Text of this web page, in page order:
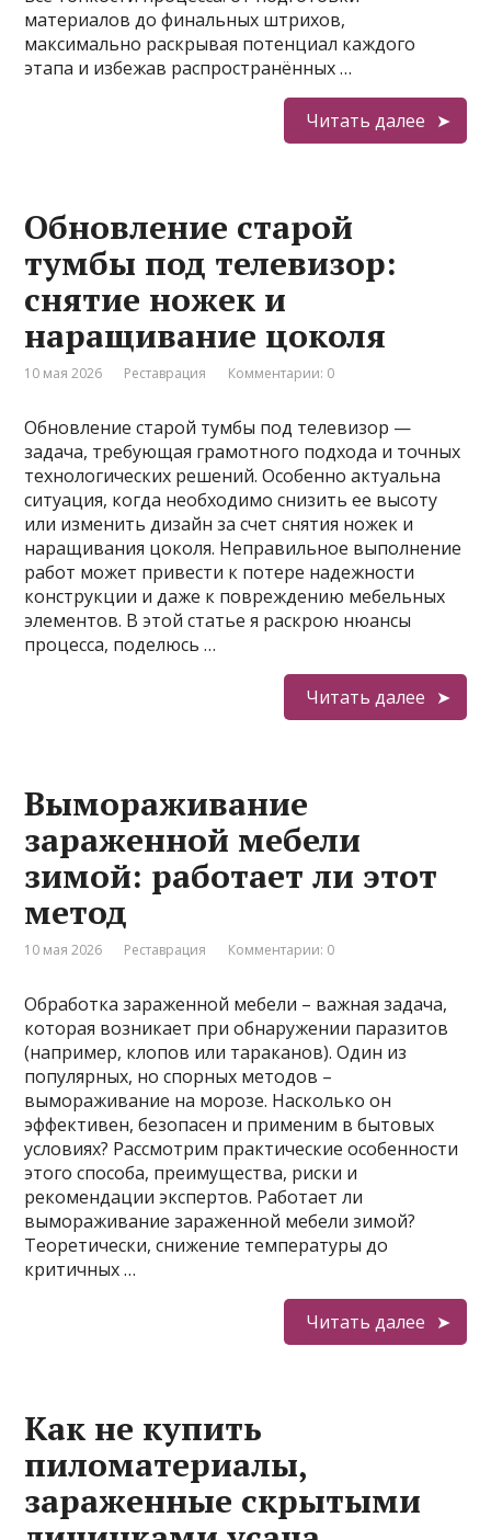
материалов до финальных штрихов,
максимально раскрывая потенциал каждого
этапа и избежав распространённых …
Читать далее
Обновление старой
тумбы под телевизор:
снятие ножек и
наращивание цоколя
10 мая 2026 Реставрация Комментарии: 0
Обновление старой тумбы под телевизор —
задача, требующая грамотного подхода и точных
технологических решений. Особенно актуальна
ситуация, когда необходимо снизить ее высоту
или изменить дизайн за счет снятия ножек и
наращивания цоколя. Неправильное выполнение
работ может привести к потере надежности
конструкции и даже к повреждению мебельных
элементов. В этой статье я раскрою нюансы
процесса, поделюсь …
Читать далее
Вымораживание
зараженной мебели
зимой: работает ли этот
метод
10 мая 2026 Реставрация Комментарии: 0
Обработка зараженной мебели – важная задача,
которая возникает при обнаружении паразитов
(например, клопов или тараканов). Один из
популярных, но спорных методов –
вымораживание на морозе. Насколько он
эффективен, безопасен и применим в бытовых
условиях? Рассмотрим практические особенности
этого способа, преимущества, риски и
рекомендации экспертов. Работает ли
вымораживание зараженной мебели зимой?
Теоретически, снижение температуры до
критичных …
Читать далее
Как не купить
пиломатериалы,
зараженные скрытыми